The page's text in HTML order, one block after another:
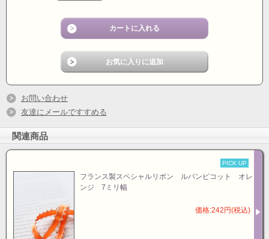
お問い合わせ
友達にメールですすめる
関連商品
PICK UP
フランス製スペシャルリボン ルバンピコット オレ
ンジ 7ミリ幅
価格:242円(税込)